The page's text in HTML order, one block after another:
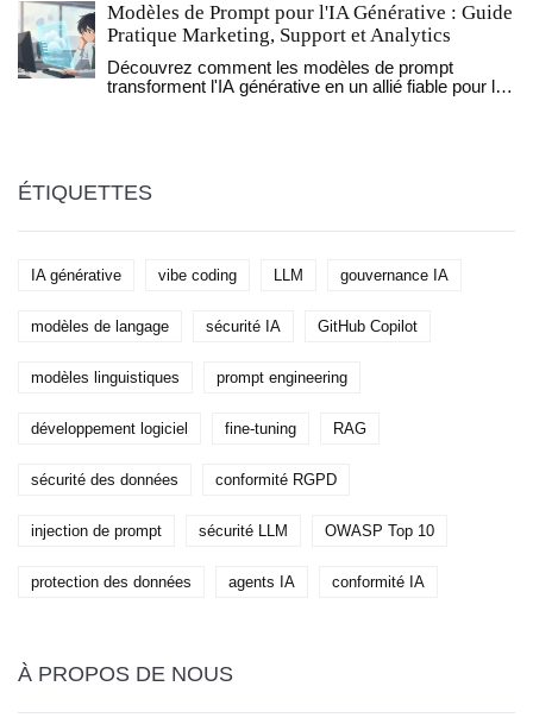
Modèles de Prompt pour l'IA Générative : Guide
Pratique Marketing, Support et Analytics
Découvrez comment les modèles de prompt
transforment l'IA générative en un allié fiable pour le
ÉTIQUETTES
IA générative vibe coding LLM gouvernance IA
modèles de langage sécurité IA GitHub Copilot
modèles linguistiques prompt engineering
développement logiciel fine-tuning RAG
sécurité des données conformité RGPD
injection de prompt sécurité LLM OWASP Top 10
protection des données agents IA conformité IA
À PROPOS DE NOUS